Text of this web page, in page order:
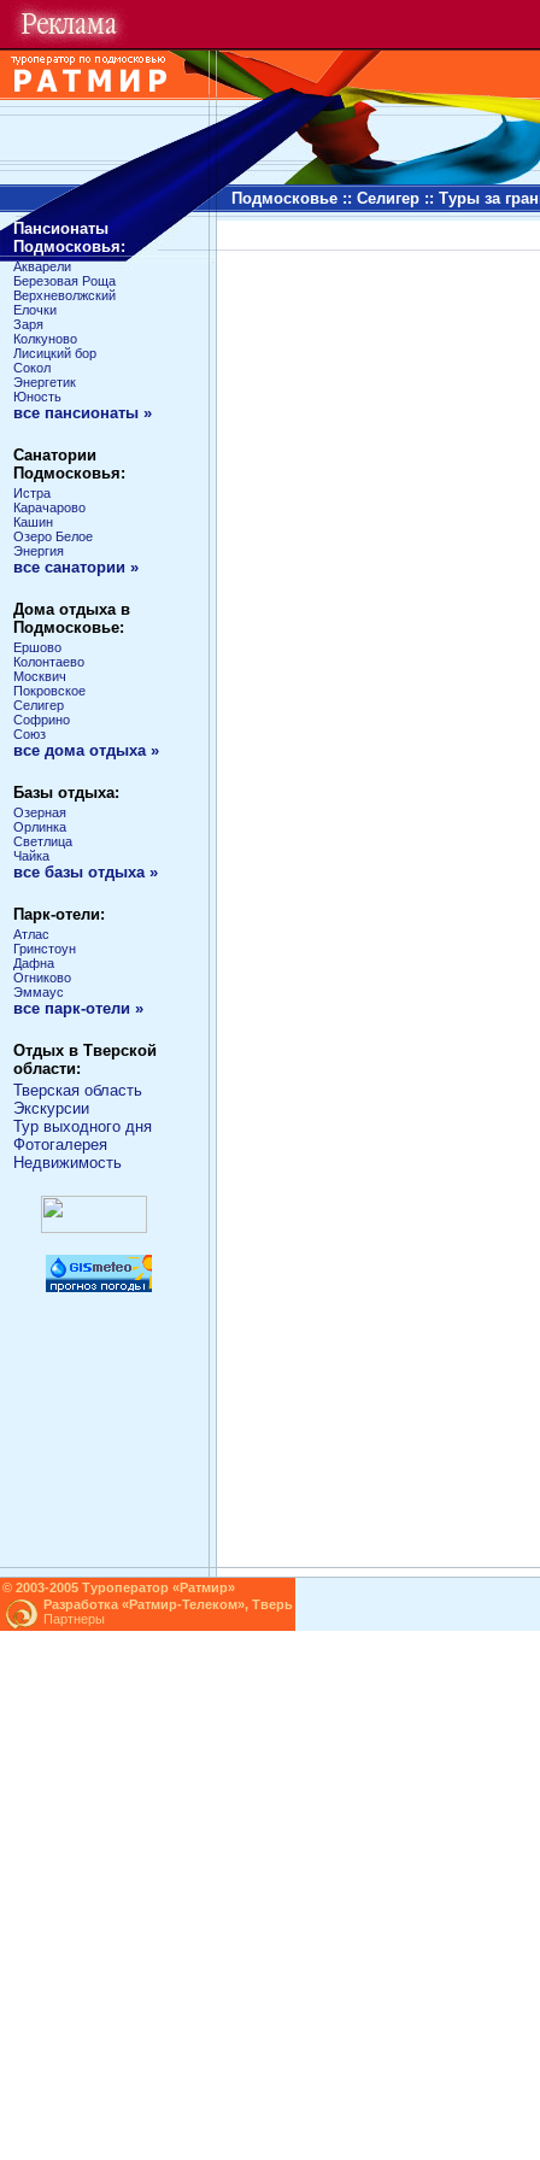
Подмосковье :: Селигер :: Туры за
Пансионаты
Подмосковья:
Акварели
Березовая Роща
Верхневолжский
Елочки
Заря
Колкуново
Лисицкий бор
Сокол
Энергетик
Юность
все пансионаты »
Санатории
Подмосковья:
Истра
Карачарово
Кашин
Озеро Белое
Энергия
все санатории »
Дома отдыха в
Подмосковье:
Ершово
Колонтаево
Москвич
Покровское
Селигер
Софрино
Союз
все дома отдыха »
Базы отдыха:
Озерная
Орлинка
Светлица
Чайка
все базы отдыха »
Парк-отели:
Атлас
Гринстоун
Дафна
Огниково
Эммаус
все парк-отели »
Отдых в Тверской
области:
Тверская область
Экскурсии
Тур выходного дня
Фотогалерея
Недвижимость
© 2003-2005 Туроператор «Ратмир»
Разработка «Ратмир-Телеком», Тверь
Партнеры